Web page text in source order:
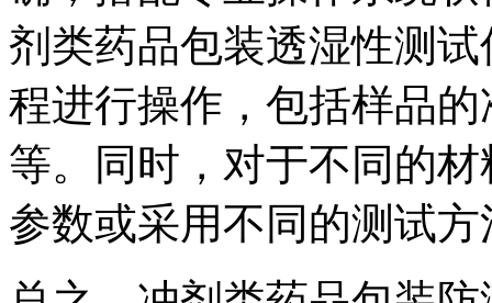
剂类药品包装透湿性测
程进行操作，包括样品
等。同时，对于不同的
参数或采用不同的测试